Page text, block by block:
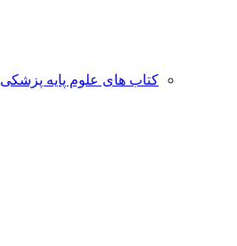
کتاب های علوم پایه پزشکی